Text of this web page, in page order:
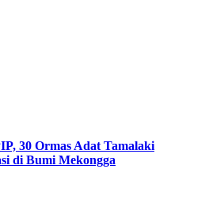
30 Ormas Adat Tamalaki
di Bumi Mekongga